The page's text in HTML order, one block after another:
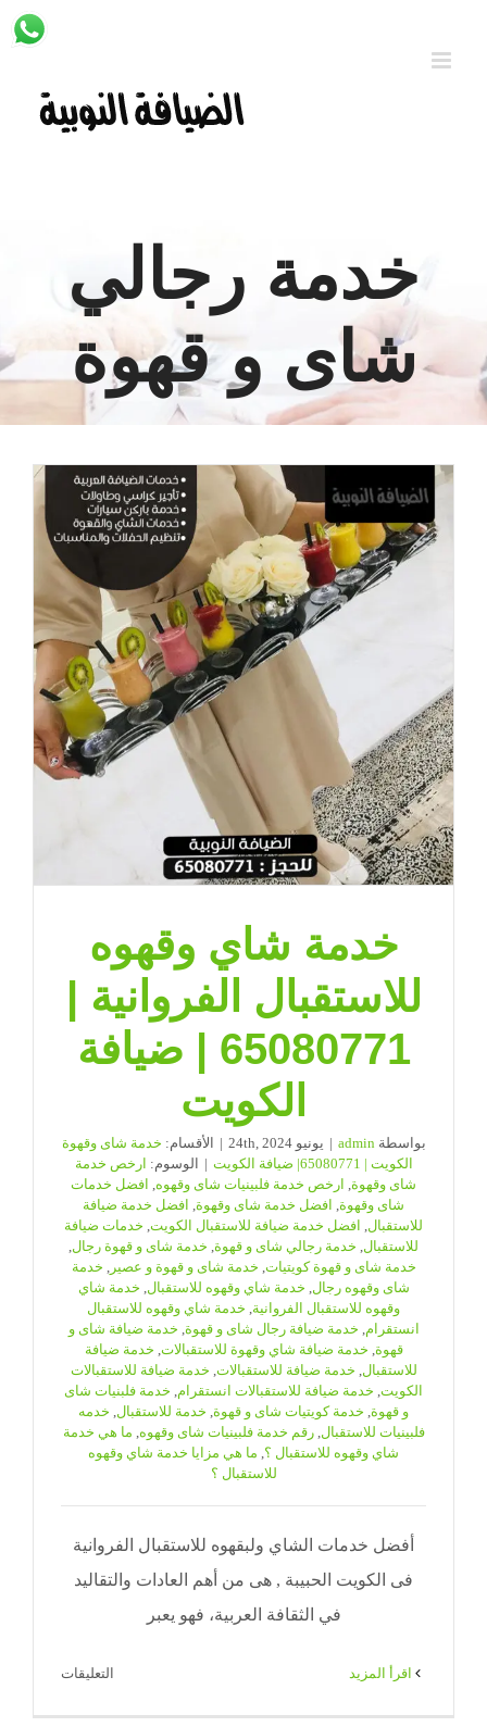
خدمة رجالي
شاى و قهوة
خدمة شاي وقهوه
للاستقبال الفروانية |
65080771 | ضيافة
الكويت
بواسطة admin
| يونيو 24th, 2024 | الأقسام: خدمة شاى وقهوة
الكويت | 65080771| ضيافة الكويت
| الوسوم: ارخص خدمة
شاى وقهوة
ارخص خدمة فلبينيات شاى وقهوه
افضل خدمات
شاى وقهوة
افضل خدمة شاى وقهوة
افضل خدمة ضيافة
للاستقبال
افضل خدمة ضيافة للاستقبال الكويت خدمات ضيافة
للاستقبال خدمة رجالي شاى و قهوة خدمة شاى و قهوة رجال
خدمة شاى و قهوة كويتيات خدمة شاى و قهوة و عصير
خدمة
شاى وقهوه رجال خدمة شاي وقهوه للاستقبال خدمة شاي
وقهوه للاستقبال الفروانية خدمة شاي وقهوه للاستقبال
انستقرام خدمة ضيافة رجال شاى و قهوة خدمة ضيافة شاى و
قهوة خدمة ضيافة شاي وقهوة للاستقبالات خدمة ضيافة
للاستقبال خدمة ضيافة للاستقبالات خدمة ضيافة للاستقبالات
الكويت خدمة ضيافة للاستقبالات انستقرام خدمة فلبنيات شاى
و قهوة خدمة كويتيات شاى و قهوة خدمة للاستقبال خدمه
فلبينيات للاستقبال ,رقم خدمة فلبينيات شاى وقهوه ما هي خدمة
شاي وقهوه للاستقبال ؟ ما هي مزايا خدمة شاي وقهوه
للاستقبال ؟
أفضل خدمات الشاي ولبقهوه للاستقبال الفروانية
فى الكويت الحبيبة , هى من أهم العادات والتقاليد
في الثقافة العربية، فهو يعبر
التعليقات